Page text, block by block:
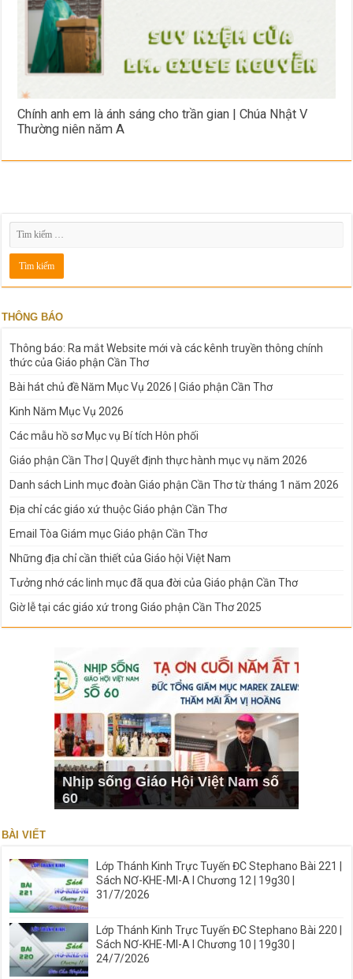
Chính anh em là ánh sáng cho trần gian | Chúa Nhật V
Thường niên năm A
THÔNG BÁO
Thông báo: Ra mắt Website mới và các kênh truyền thông chính
thức của Giáo phận Cần Thơ
Bài hát chủ đề Năm Mục Vụ 2026 | Giáo phận Cần Thơ
Kinh Năm Mục Vụ 2026
Các mẫu hồ sơ Mục vụ Bí tích Hôn phối
Giáo phận Cần Thơ | Quyết định thực hành mục vụ năm 2026
Danh sách Linh mục đoàn Giáo phận Cần Thơ từ tháng 1 năm 2026
Địa chỉ các giáo xứ thuộc Giáo phận Cần Thơ
Email Tòa Giám mục Giáo phận Cần Thơ
Những địa chỉ cần thiết của Giáo hội Việt Nam
Tưởng nhớ các linh mục đã qua đời của Giáo phận Cần Thơ
Giờ lễ tại các giáo xứ trong Giáo phận Cần Thơ 2025
Nhịp sống Giáo Hội Việt Nam số
60
BÀI VIẾT
Lớp Thánh Kinh Trực Tuyến ĐC Stephano Bài 221 |
Sách NƠ-KHE-MI-A I Chương 12 | 19g30 |
31/7/2026
Lớp Thánh Kinh Trực Tuyến ĐC Stephano Bài 220 |
Sách NƠ-KHE-MI-A I Chương 10 | 19g30 |
24/7/2026